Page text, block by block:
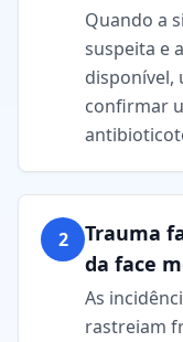
Quando a
suspeita e
disponível,
confirmar
2
Trauma
da face
As
rastreiam